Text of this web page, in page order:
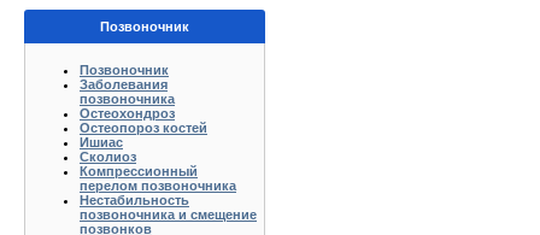
Позвоночник
Позвоночник
Заболевания
позвоночника
Остеохондроз
Остеопороз костей
Ишиас
Сколиоз
Компрессионный
перелом позвоночника
Нестабильность
позвоночника и смещение
позвонков